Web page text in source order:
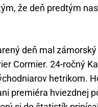
že deň predtým
deň mal
Cormier. 24-ročný
hetrikom.
premiéra hviezdnej